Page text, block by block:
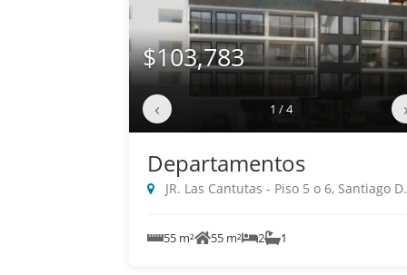
$103,783
‹ 1 / 4
Departamentos
JR. Las Cantutas - Piso 5 o 6, Santiago De Surco
55 m² 55 m² 2 1